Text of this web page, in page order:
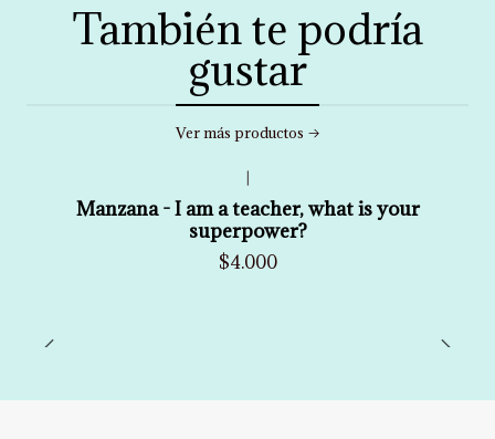
También te podría
gustar
Ver más productos
Manzana - I am a teacher, what is your
superpower?
$4.000